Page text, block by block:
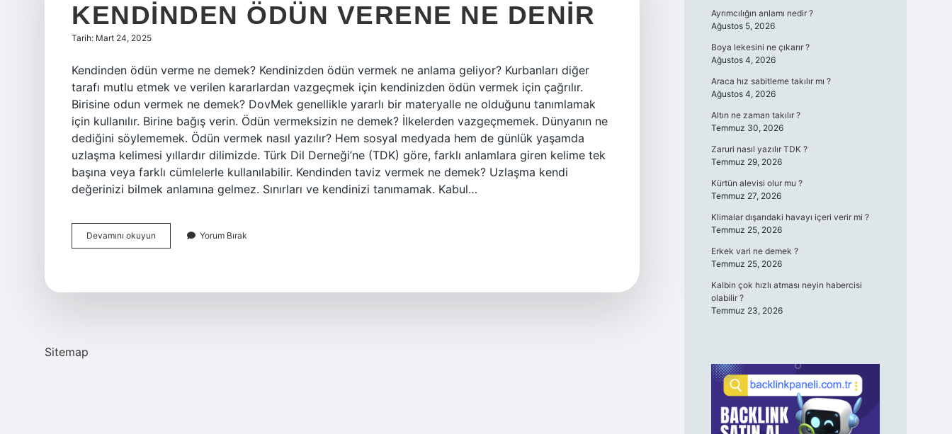
KENDINDEN ÖDÜN VERENE NE DENIR
Tarih: Mart 24, 2025
Kendinden ödün verme ne demek? Kendinizden ödün vermek ne anlama geliyor? Kurbanları diğer
tarafı mutlu etmek ve verilen kararlardan vazgeçmek için kendinizden ödün vermek için çağrılır.
Birisine odun vermek ne demek? DovMek genellikle yararlı bir materyalle ne olduğunu tanımlamak
için kullanılır. Birine bağış verin. Ödün vermeksizin ne demek? İlkelerden vazgeçmemek. Dünyanın ne
dediğini söylememek. Ödün vermek nasıl yazılır? Hem sosyal medyada hem de günlük yaşamda
uzlaşma kelimesi yıllardır dilimizde. Türk Dil Derneği’ne (TDK) göre, farklı anlamlara giren kelime tek
başına veya farklı cümlelerle kullanılabilir. Kendinden taviz vermek ne demek? Uzlaşma kendi
değerinizi bilmek anlamına gelmez. Sınırları ve kendinizi tanımamak. Kabul…
Devamını okuyun Kendinden
Ödün
Yorum Bırak
Sitemap
Ayrımcılığın anlamı nedir ?
Ağustos 5, 2026
Boya lekesini ne çıkarır ?
Ağustos 4, 2026
Araca hız sabitleme takılır mı ?
Ağustos 4, 2026
Altın ne zaman takılır ?
Temmuz 30, 2026
Zaruri nasıl yazılır TDK ?
Temmuz 29, 2026
Kürtün alevisi olur mu ?
Temmuz 27, 2026
Klimalar dışarıdaki havayı içeri verir mi ?
Temmuz 25, 2026
Erkek vari ne demek ?
Temmuz 25, 2026
Kalbin çok hızlı atması neyin habercisi
olabilir ?
Temmuz 23, 2026